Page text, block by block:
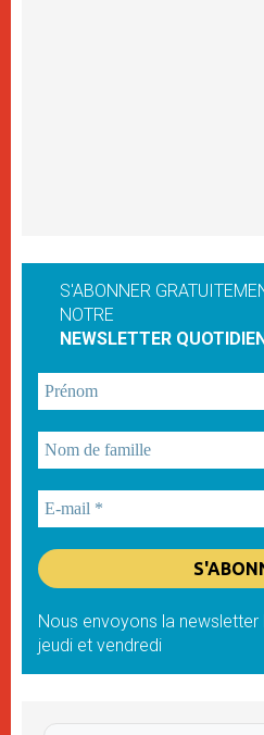
S'ABONNER
NOTRE
NEWSLETTER
Nous envoyons la newsletter
jeudi et vendredi